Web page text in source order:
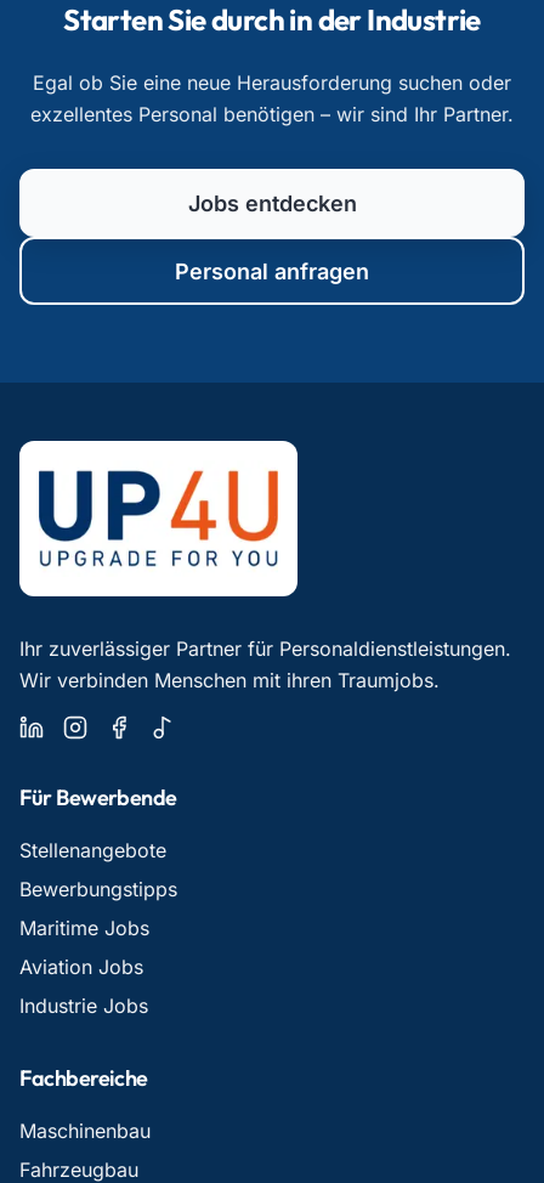
Starten Sie durch in der Industrie
Egal ob Sie eine neue Herausforderung suchen oder
exzellentes Personal benötigen – wir sind Ihr Partner.
Jobs entdecken
Personal anfragen
Ihr zuverlässiger Partner für Personaldienstleistungen.
Wir verbinden Menschen mit ihren Traumjobs.
Für Bewerbende
Stellenangebote
Bewerbungstipps
Maritime Jobs
Aviation Jobs
Industrie Jobs
Fachbereiche
Maschinenbau
Fahrzeugbau